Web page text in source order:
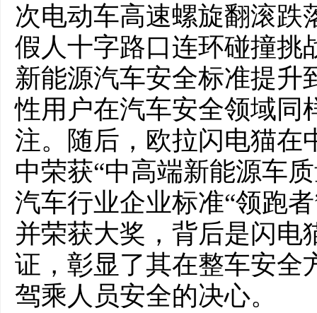
次电动车高速螺旋翻滚跌
假人十字路口连环碰撞挑
新能源汽车安全标准提升
性用户在汽车安全领域同
注。随后，欧拉闪电猫在
中荣获“中高端新能源车
汽车行业企业标准“领跑
并荣获大奖，背后是闪电
证，彰显了其在整车安全
驾乘人员安全的决心。